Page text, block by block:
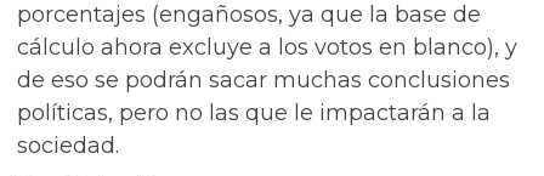
porcentajes (engañosos, ya que la base de
cálculo ahora excluye a los votos en blanco), y
de eso se podrán sacar muchas conclusiones
políticas, pero no las que le impactarán a la
sociedad.